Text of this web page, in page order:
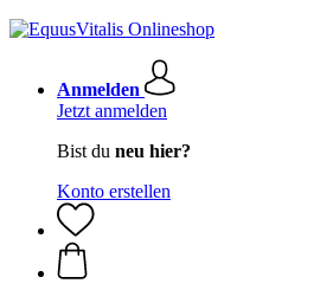
Anmelden
Jetzt anmelden
Bist du neu hier?
Konto erstellen